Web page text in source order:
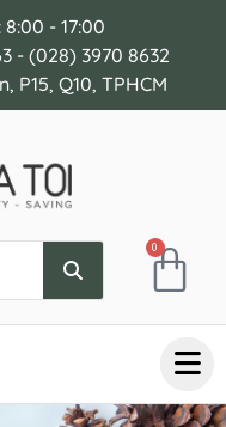
- 17:00
- (028) 3970 8632
P15, Q10, TPHCM
0